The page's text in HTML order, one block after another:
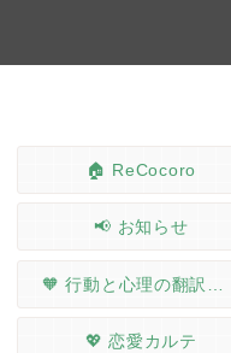
🏠 ReCocoro
📢 お知らせ
💖 恋愛カルテ